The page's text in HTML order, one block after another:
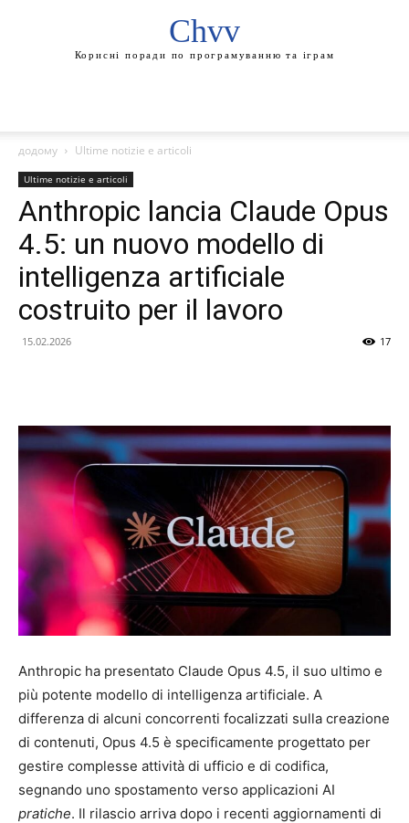
Chvv
Корисні поради по програмуванню та іграм
додому Ultime notizie e articoli
Ultime notizie e articoli
Anthropic lancia Claude Opus
4.5: un nuovo modello di
intelligenza artificiale
costruito per il lavoro
15.02.2026 17
Anthropic ha presentato Claude Opus 4.5, il suo ultimo e
più potente modello di intelligenza artificiale. A
differenza di alcuni concorrenti focalizzati sulla creazione
di contenuti, Opus 4.5 è specificamente progettato per
gestire complesse attività di ufficio e di codifica,
segnando uno spostamento verso applicazioni AI
pratiche. Il rilascio arriva dopo i recenti aggiornamenti di